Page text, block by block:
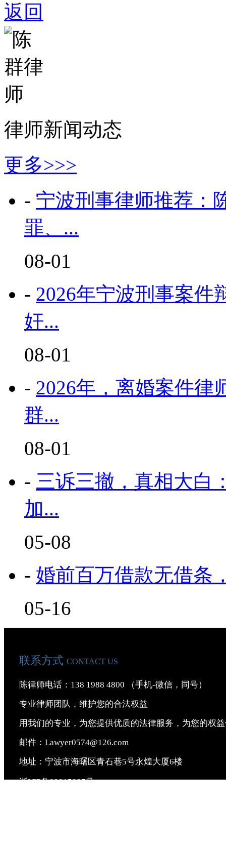
返回
律师新闻动态
更多>>>
- 宁波刑事律师推荐：
罪、...
08-01
- 2026年宁波刑事案件
奸...
08-01
- 2026年，离婚案件律
群...
08-01
- 三诉三撤，真相大白
加...
05-08
- 婚前百万借款无借条
05-16
联系方式 CONTACT US
陈律师电话：138 1988 4800 （手机-微信，同号）
专业律师团队，维护您的合法权益
用我们的专业，为您提供优质的法律服务，为您的权
邮件：Lawyer0574@126.com
地址：宁波市海曙区青石巷5号永煌大厦6楼
浙ICP备09015095号